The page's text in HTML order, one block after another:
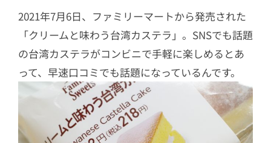
2021年7月6日、ファミリーマートから発売された
「クリームと味わう台湾カステラ」。SNSでも話題
の台湾カステラがコンビニで手軽に楽しめるとあ
って、早速口コミでも話題になっているんです。